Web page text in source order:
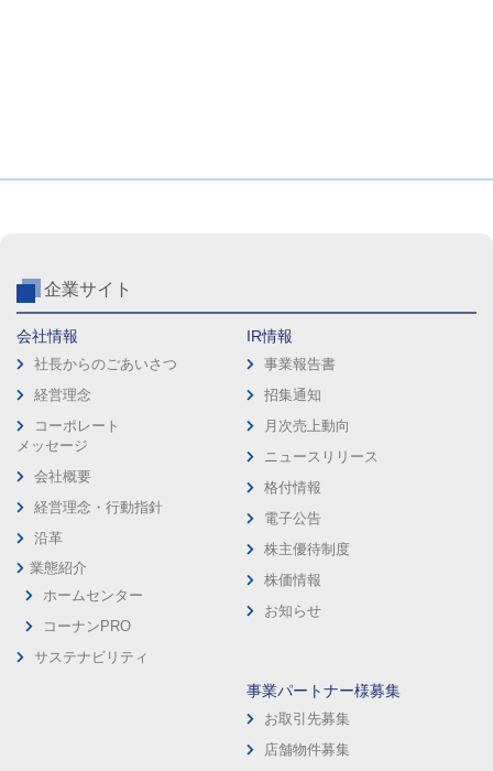
企業サイト
会社情報
社長からのごあいさつ
経営理念
コーポレート
メッセージ
会社概要
経営理念・行動指針
沿革
業態紹介
ホームセンター
コーナンPRO
サステナビリティ
IR情報
事業報告書
招集通知
月次売上動向
ニュースリリース
格付情報
電子公告
株主優待制度
株価情報
お知らせ
事業パートナー様募集
お取引先募集
店舗物件募集